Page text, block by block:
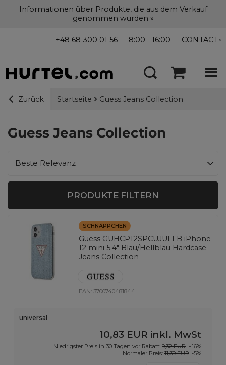
Informationen über Produkte, die aus dem Verkauf
genommen wurden »
+48 68 300 01 56 8:00 - 16:00 CONTACT
Zurück Startseite Guess Jeans Collection
Guess Jeans Collection
Sortierung ändern
Beste Relevanz
PRODUKTE FILTERN
SCHNÄPPCHEN
Guess GUHCP12SPCUJULLB iPhone
12 mini 5.4" Blau/Hellblau Hardcase
Jeans Collection
EAN: 3700740481844
universal
10,83 EUR inkl. MwSt
Niedrigster Preis in 30 Tagen vor Rabatt: 9,32 EUR +16%
Normaler Preis: 11,39 EUR -5%